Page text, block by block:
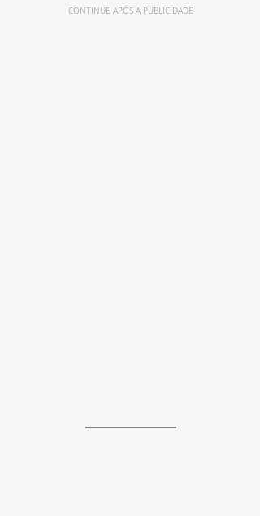
CONTINUE APÓS A PUBLICIDADE